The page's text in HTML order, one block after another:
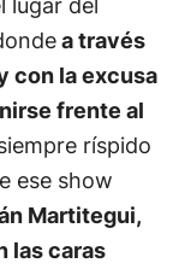
a través
con la excusa
frente al
ríspido
ese show
Martitegui,
las caras